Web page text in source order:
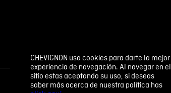
CHEVIGNON usa cookies para darte la mejor
experiencia de navegación. Al navegar en el
sitio estas aceptando su uso, si deseas
saber más acerca de nuestra política has